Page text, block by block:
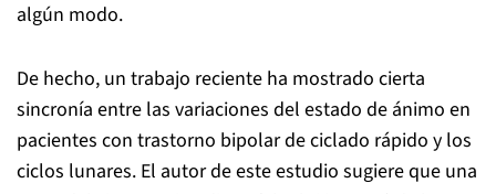
algún modo.
De hecho, un trabajo reciente ha mostrado cierta
sincronía entre las variaciones del estado de ánimo en
pacientes con trastorno bipolar de ciclado rápido y los
ciclos lunares. El autor de este estudio sugiere que una